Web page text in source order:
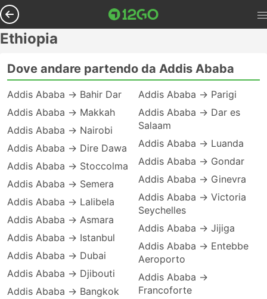
Ethiopia
Dove andare partendo da Addis Ababa
Addis Ababa → Bahir Dar
Addis Ababa → Makkah
Addis Ababa → Nairobi
Addis Ababa → Dire Dawa
Addis Ababa → Stoccolma
Addis Ababa → Semera
Addis Ababa → Lalibela
Addis Ababa → Asmara
Addis Ababa → Istanbul
Addis Ababa → Dubai
Addis Ababa → Djibouti
Addis Ababa → Bangkok
Addis Ababa → Parigi
Addis Ababa → Dar es
Salaam
Addis Ababa → Luanda
Addis Ababa → Gondar
Addis Ababa → Ginevra
Addis Ababa → Victoria
Seychelles
Addis Ababa → Jijiga
Addis Ababa → Entebbe
Aeroporto
Addis Ababa →
Francoforte